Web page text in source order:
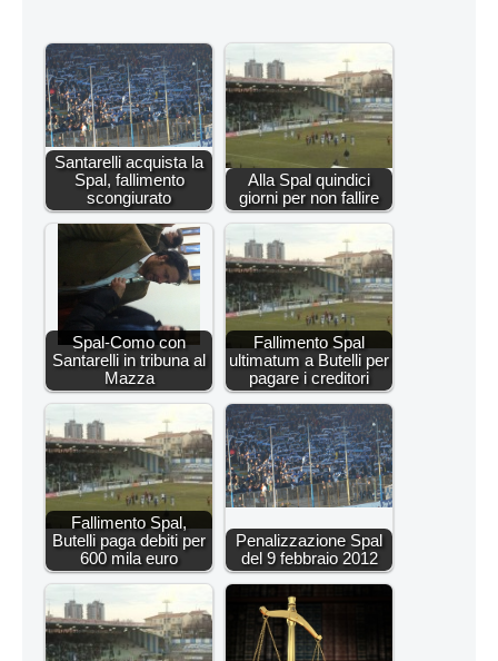
Santarelli acquista la
Spal, fallimento
scongiurato
Alla Spal quindici
giorni per non fallire
Spal-Como con
Santarelli in tribuna al
Mazza
Fallimento Spal
ultimatum a Butelli per
pagare i creditori
Fallimento Spal,
Butelli paga debiti per
600 mila euro
Penalizzazione Spal
del 9 febbraio 2012